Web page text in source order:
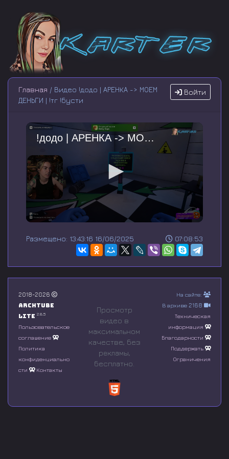
Войти
Главная / Видео !додо | АРЕНКА -> МОЕМ
ДЕНЬГИ | !тг !бусти
!додо | АРЕНКА -> МОЕМ ДЕНЬГИ | !тг !бусти
e
n
o
f
0
s
o
n
d
07:08:53
Размещено: 13:43:16 16/06/2025
2018-2026
Archtube
Lite 2.8.5
Пользовательское
соглашение
Политика
конфиденциально
сти
Контакты
Просмотр
видео в
максимальном
качестве, без
рeкламы,
бесплатно.
На сайте:
В архиве 2168
Техническая
информация
Благодарности
Поддержать
Ограничения